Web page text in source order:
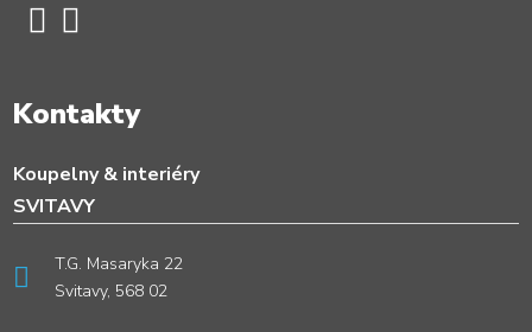
Kontakty
Koupelny & interiéry
SVITAVY
T.G. Masaryka 22
Svitavy, 568 02